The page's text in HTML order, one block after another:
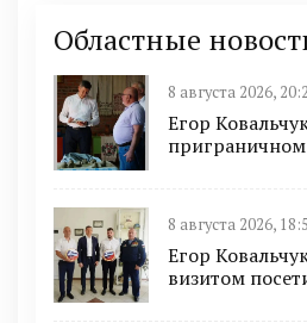
Областные
8 августа 2026,
Егор
8 августа 2026,
Егор
визитом